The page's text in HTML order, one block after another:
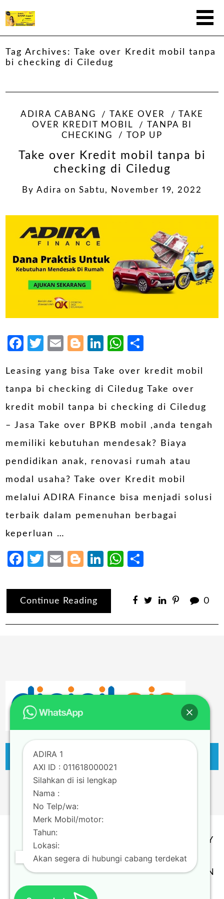
Tag Archives:Take over Kredit mobil tanpa
bi checking di Ciledug
ADIRA CABANG TAKE OVER
TAKE
OVER KREDIT MOBIL
TANPA BI
CHECKING
TOP UP
Take over Kredit mobil tanpa bi
checking di Ciledug
By Adira on Sabtu, November 19, 2022
Facebook
Twitter
EmailBlogger
LinkedIn
WhatsApp
Leasing yang bisa Take over kredit mobil
tanpa bi checking di Ciledug Take over
kredit mobil tanpa bi checking di Ciledug
– Jasa Take over BPKB mobil ,anda tengah
memiliki kebutuhan mendesak? Biaya
pendidikan anak, renovasi rumah atau
modal usaha? Take over Kredit mobil
melalui ADIRA Finance bisa menjadi solusi
terbaik dalam pemenuhan berbagai
keperluan …
Facebook
Twitter
EmailBlogger
LinkedIn
WhatsApp
Continue Reading 0
TERMS & CONDITION | PRIVACY POLICY
Copyright @ Adira Finance Berizin dan
Diawasi oleh OTORITAS JASA KEUANGAN
Theme byScissor Themes
ADIRA 1
AXI ID : 011618000021
Silahkan di isi lengkap
Nama :
No Telp/wa:
Merk Mobil/motor:
Tahun:
Lokasi:
Akan segera di hubungi cabang terdekat